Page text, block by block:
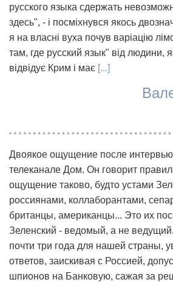
русского языка сдержать
здесь", - і посміхнувся якось
я на власні вуха почув варіацію
там, где русский язык" від людини,
відвідує Крим і має [...]
Двоякое ощущение после интервью
телеканале Дом. Он говорит
ощущение таково, будто устами
россиянами, коллаборантами,
британцы, американцы... Это их
Зеленский - ведомый, а не
почти три года для нашей страны,
ответов, заискивая с Россией,
шпионов на Банковую, сажая за